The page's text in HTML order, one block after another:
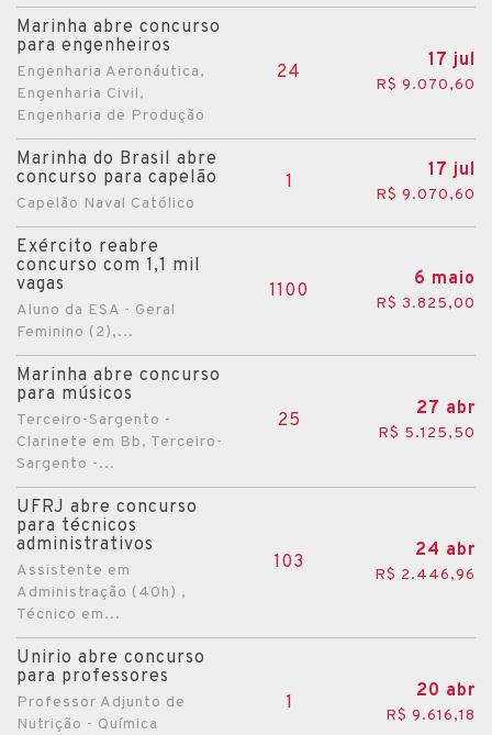
Marinha abre concurso
para engenheiros
Engenharia Aeronáutica,
Engenharia Civil,
Engenharia de Produção
24
17 jul
R$ 9.070,60
Marinha do Brasil abre
concurso para capelão
Capelão Naval Católico
1
17 jul
R$ 9.070,60
Exército reabre
concurso com 1,1 mil
vagas
Aluno da ESA - Geral
Feminino (2),...
1100
6 maio
R$ 3.825,00
Marinha abre concurso
para músicos
Terceiro-Sargento -
Clarinete em Bb, Terceiro-
Sargento -...
25
27 abr
R$ 5.125,50
UFRJ abre concurso
para técnicos
administrativos
Assistente em
Administração (40h) ,
Técnico em...
103
24 abr
R$ 2.446,96
Unirio abre concurso
para professores
Professor Adjunto de
Nutrição - Química
1
20 abr
R$ 9.616,18